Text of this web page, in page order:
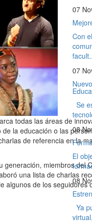
todas las áreas de
la educación o las
de referencia en la
generación, miembros del
una lista de charlas
algunos de los seguidores
07
Con
07
Se
08
El
08
Ya